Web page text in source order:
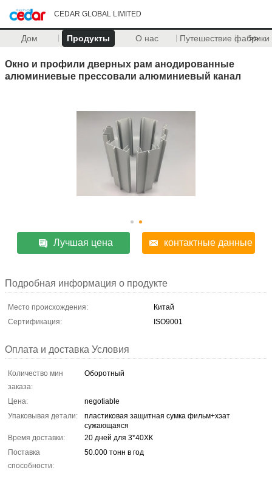
CEDAR GLOBAL LIMITED
Дом Продукты О нас Путешествие фабрики
>>
Окно и профили дверных рам анодированные
алюминиевые прессовали алюминиевый канал
Лучшая цена контактные данные
Подробная информация о продукте
Место происхождения:
Китай
Сертификация:
ISO9001
Оплата и доставка Условия
Количество мин
заказа:
Оборотный
Цена:
negotiable
Упаковывая детали:
пластиковая защитная сумка фильм+хэат
сужающаяся
Время доставки:
20 дней для 3*40ХК
Поставка
способности:
50.000 тонн в год